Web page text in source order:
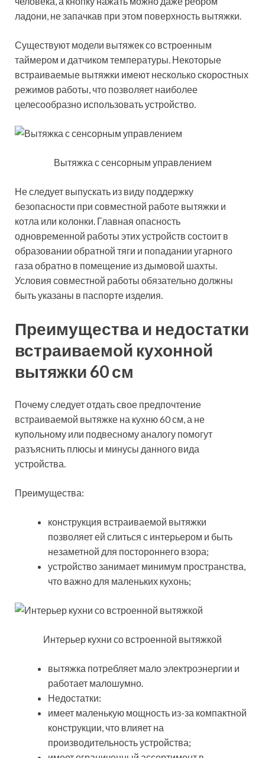
ладони, не запачкав при этом поверхность вытяжки.
Существуют модели вытяжек со встроенным
таймером и датчиком температуры. Некоторые
встраиваемые вытяжки имеют несколько скоростных
режимов работы, что позволяет наиболее
целесообразно использовать устройство.
Вытяжка с сенсорным управлением
Не следует выпускать из виду поддержку
безопасности при совместной работе вытяжки и
котла или колонки. Главная опасность
одновременной работы этих устройств состоит в
образовании обратной тяги и попадании угарного
газа обратно в помещение из дымовой шахты.
Условия совместной работы обязательно должны
быть указаны в паспорте изделия.
Преимущества и недостатки
встраиваемой кухонной
вытяжки 60 см
Почему следует отдать свое предпочтение
встраиваемой вытяжке на кухню 60 см, а не
купольному или подвесному аналогу помогут
разъяснить плюсы и минусы данного вида
устройства.
Преимущества:
конструкция встраиваемой вытяжки
позволяет ей слиться с интерьером и быть
незаметной для постороннего взора;
устройство занимает минимум пространства,
что важно для маленьких кухонь;
Интерьер кухни со встроенной вытяжкой
вытяжка потребляет мало электроэнергии и
работает малошумно.
Недостатки:
имеет маленькую мощность из-за компактной
конструкции, что влияет на
производительность устройства;